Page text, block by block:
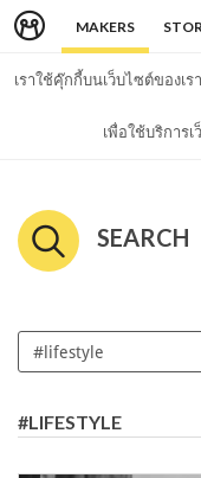
MAKERS
เราใช้คุ๊กกี้บนเว็บไซต์ของเ
เพื่อใช้บริการ
SEARCH
#LIFESTYLE